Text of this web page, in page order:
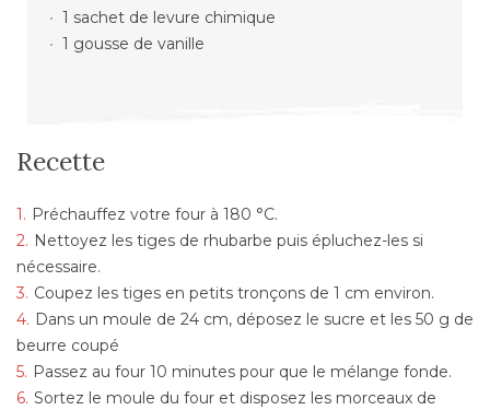
1 sachet de levure chimique
1 gousse de vanille
Recette
Préchauffez votre four à 180 °C.
Nettoyez les tiges de rhubarbe puis épluchez-les si
nécessaire.
Coupez les tiges en petits tronçons de 1 cm environ.
Dans un moule de 24 cm, déposez le sucre et les 50 g de
beurre coupé
Passez au four 10 minutes pour que le mélange fonde.
Sortez le moule du four et disposez les morceaux de